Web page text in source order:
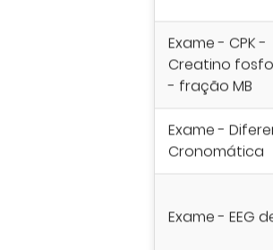
Exame - CPK -
Creatino
- fração MB
Exame -
Cronomática
Exame - EEG